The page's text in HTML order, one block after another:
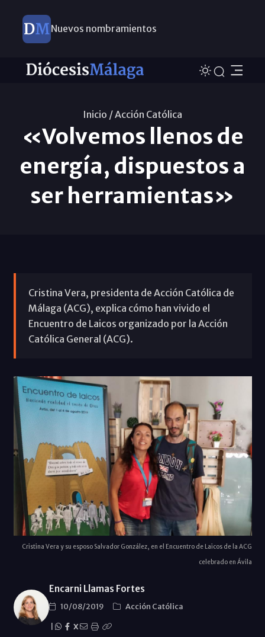
Nuevos nombramientos
Inicio /Acción Católica
«Volvemos llenos de
energía, dispuestos a
ser herramientas»
Cristina Vera, presidenta de Acción Católica de
Málaga (ACG), explica cómo han vivido el
Encuentro de Laicos organizado por la Acción
Católica General (ACG).
Cristina Vera y su esposo Salvador González, en el Encuentro de Laicos de la ACG
celebrado en Ávila
Encarni Llamas Fortes
10/08/2019
Acción Católica
X